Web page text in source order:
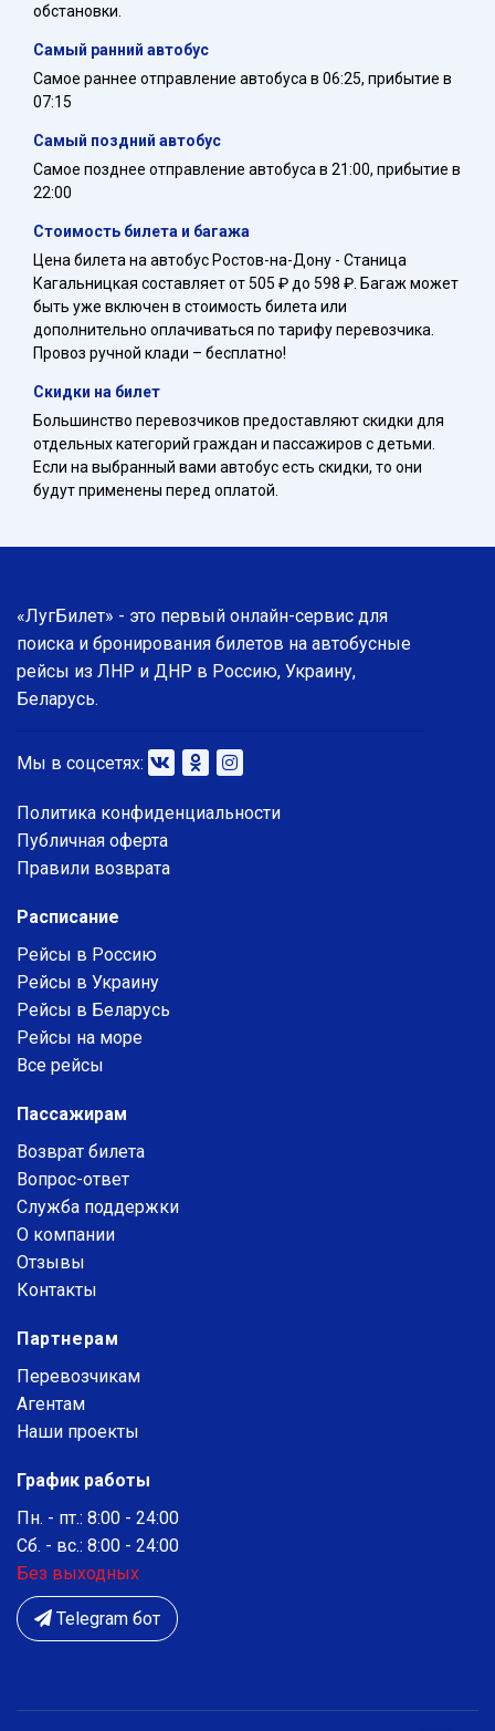
обстановки.
Самый ранний автобус
Самое раннее отправление автобуса в 06:25, прибытие в
07:15
Самый поздний автобус
Самое позднее отправление автобуса в 21:00, прибытие в
22:00
Стоимость билета и багажа
Цена билета на автобус Ростов-на-Дону - Станица
Кагальницкая составляет от 505 ₽ до 598 ₽. Багаж может
быть уже включен в стоимость билета или
дополнительно оплачиваться по тарифу перевозчика.
Провоз ручной клади – бесплатно!
Скидки на билет
Большинство перевозчиков предоставляют скидки для
отдельных категорий граждан и пассажиров с детьми.
Если на выбранный вами автобус есть скидки, то они
будут применены перед оплатой.
«ЛугБилет» - это первый онлайн-сервис для
поиска и бронирования билетов на автобусные
рейсы из ЛНР и ДНР в Россию, Украину,
Беларусь.
Мы в соцсетях:
Политика конфиденциальности
Публичная оферта
Правили возврата
Расписание
Рейсы в Россию
Рейсы в Украину
Рейсы в Беларусь
Рейсы на море
Все рейсы
Пассажирам
Возврат билета
Вопрос-ответ
Служба поддержки
О компании
Отзывы
Контакты
Партнерам
Перевозчикам
Агентам
Наши проекты
График работы
Пн. - пт.: 8:00 - 24:00
Сб. - вс.: 8:00 - 24:00
Без выходных
Telegram бот